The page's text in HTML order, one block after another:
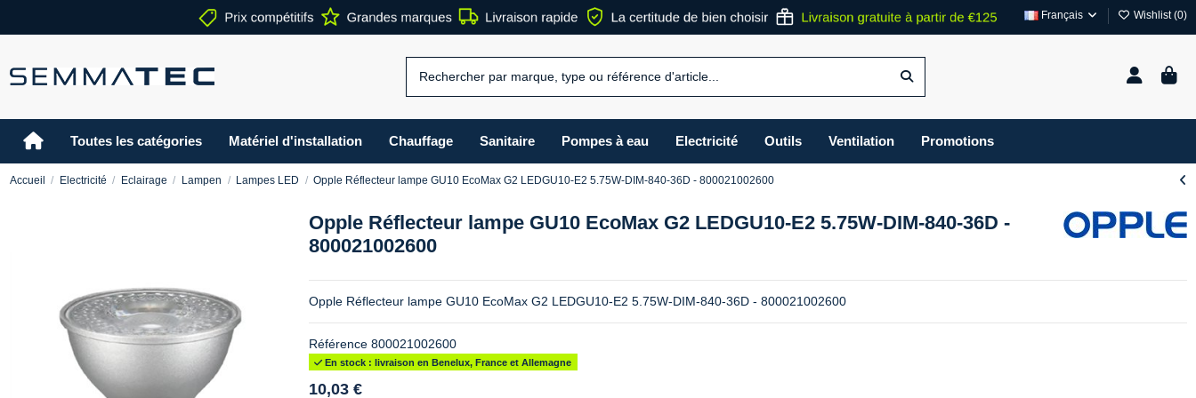
Français Wishlist (0)
Toutes les catégories Matériel d'installation Chauffage Sanitaire Pompes à eau Electricité Outils Ventilation Promotions
Accueil Electricité Eclairage Lampen Lampes LED Opple Réflecteur lampe GU10 EcoMax G2 LEDGU10-E2 5.75W-DIM-840-36D - 800021002600
Opple Réflecteur lampe GU10 EcoMax G2 LEDGU10-E2 5.75W-DIM-840-36D -
800021002600
Opple Réflecteur lampe GU10 EcoMax G2 LEDGU10-E2 5.75W-DIM-840-36D - 800021002600
Référence 800021002600
En stock : livraison en Benelux, France et Allemagne
10,03 €